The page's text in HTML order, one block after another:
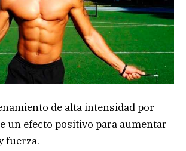
de alta intensidad por
un efecto positivo para aumentar
fuerza.